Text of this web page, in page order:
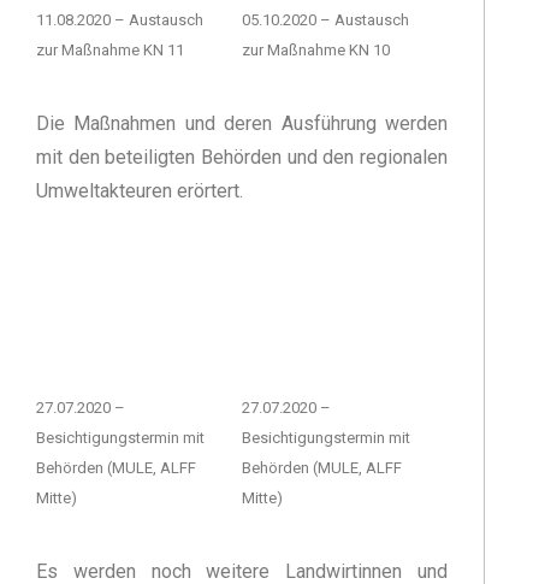
11.08.2020 – Austausch
zur Maßnahme KN 11
05.10.2020 – Austausch
zur Maßnahme KN 10
Die Maßnahmen und deren Ausführung werden
mit den beteiligten Behörden und den regionalen
Umweltakteuren erörtert.
27.07.2020 –
Besichtigungstermin mit
Behörden (MULE, ALFF
Mitte)
27.07.2020 –
Besichtigungstermin mit
Behörden (MULE, ALFF
Mitte)
Es werden noch weitere Landwirtinnen und